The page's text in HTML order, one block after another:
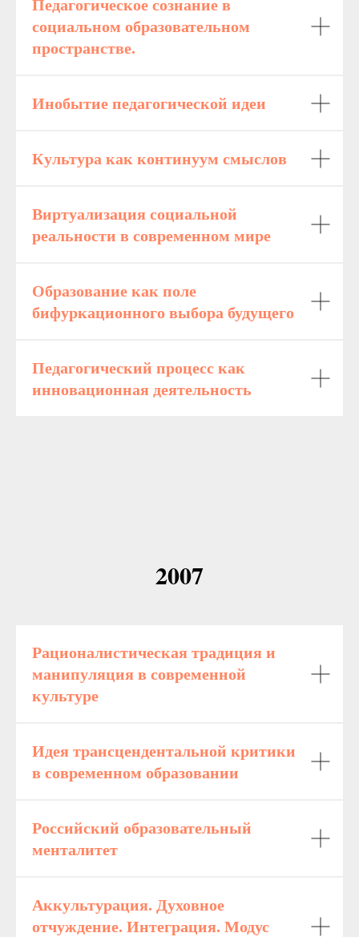
социальном образовательном
пространстве.
Инобытие педагогической идеи
Культура как континуум смыслов
Виртуализация социальной
реальности в современном мире
Образование как поле
бифуркационного выбора будущего
Педагогический процесс как
инновационная деятельность
2007
Рационалистическая традиция и
манипуляция в современной
культуре
Идея трансцендентальной критики
в современном образовании
Российский образовательный
менталитет
Аккультурация. Духовное
отчуждение. Интеграция. Модус